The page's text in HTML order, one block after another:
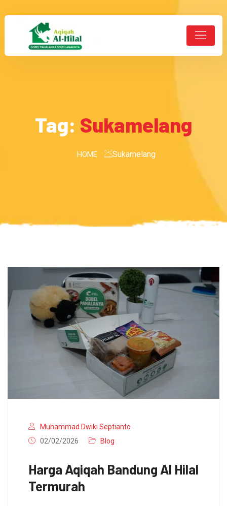
Tag: Sukamelang
HOME Sukamelang
Muhammad Dwiki Septianto
02/02/2026
Blog
Harga Aqiqah Bandung Al Hilal
Termurah